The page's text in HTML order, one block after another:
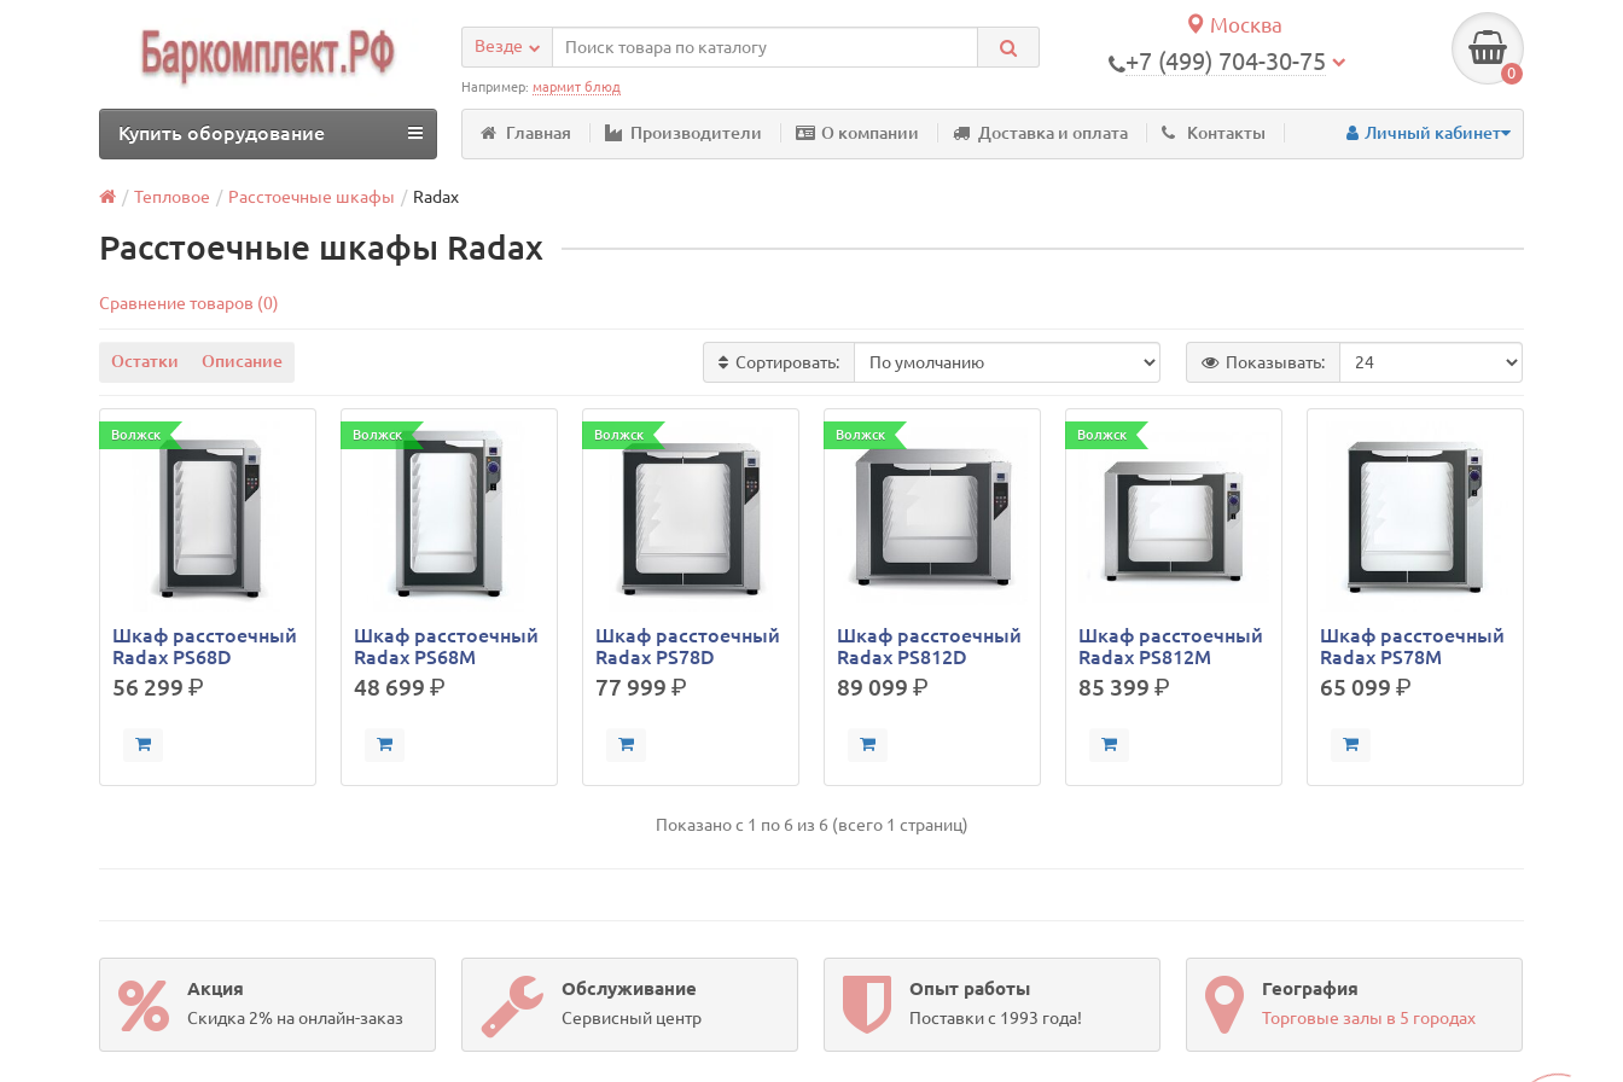
Москва
+7 (499) 704-30-75 0
Везде
Например:мармит блюд
Главная Производители О компании Доставка и оплата Контакты Личный кабинет
Купить оборудование
Тепловое Расстоечные шкафы Radax
Расстоечные шкафы Radax
Сравнение товаров (0)
Остатки Описание Сортировать: Показывать:
Волжск
Шкаф расстоечный
Radax PS68D
56 299р.
Волжск
Шкаф расстоечный
Radax PS68M
48 699р.
Волжск
Шкаф расстоечный
Radax PS78D
77 999р.
Волжск
Шкаф расстоечный
Radax PS812D
89 099 р.
Волжск
Шкаф расстоечный
Radax PS812M
85 399 р.
Шкаф расстоечный
Radax PS78M
65 099 р.
Показано с 1 по 6 из 6 (всего 1 страниц)
Акция
Скидка 2% на онлайн-заказ
Обслуживание
Сервисный центр
Опыт работы
Поставки с 1993 года!
География
Торговые залы в 5 городах